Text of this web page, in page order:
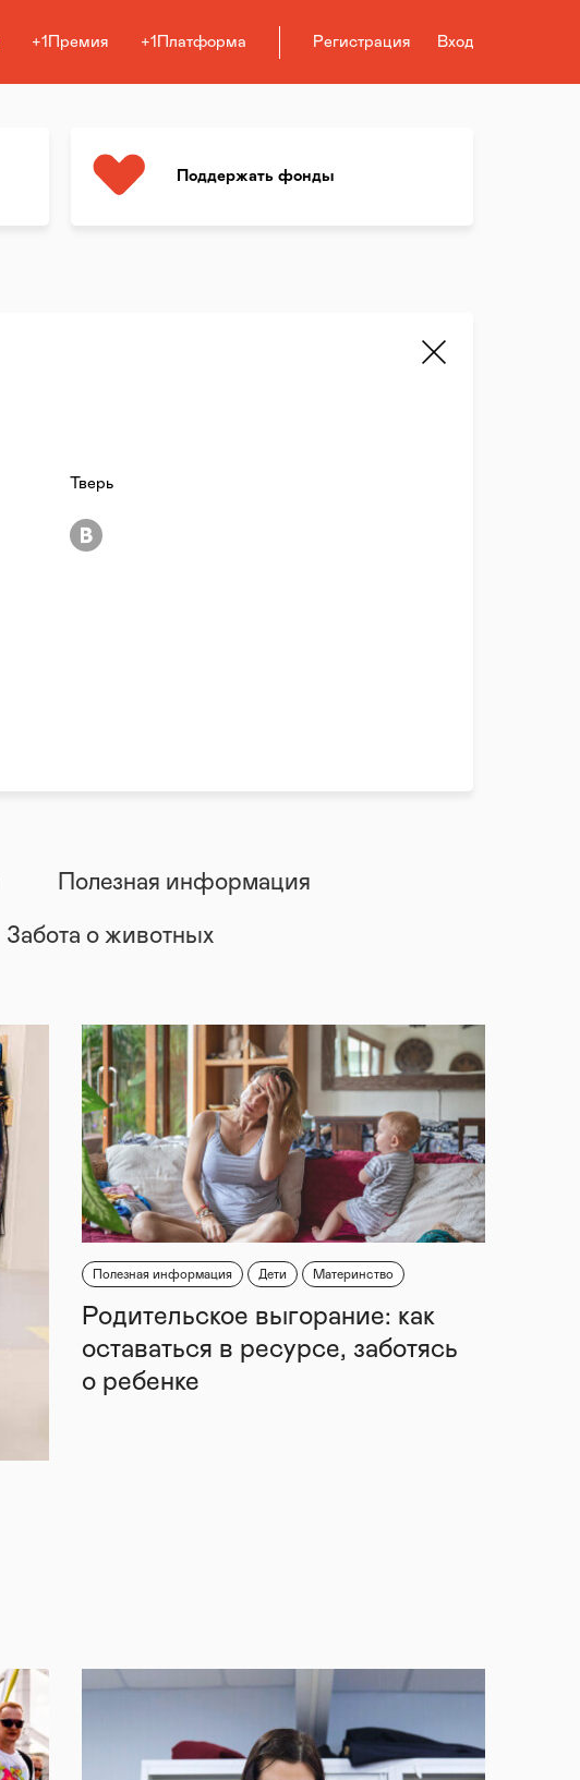
+1Премия +1Платформа Регистрация Вход
Поддержать фонды
Тверь
Полезная информация
Забота о животных
Полезная информация Дети Материнство
Родительское выгорание: как
оставаться в ресурсе, заботясь
о ребенке